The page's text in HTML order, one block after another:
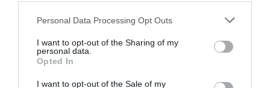
Personal Data Processing Opt Outs
I want to opt-out of the Sharing of my
personal data.
Opted In
I want to opt-out of the Sale of my
Ο αποκαλούμενος Μαέστρος, Milo Manara έφερε
μέσω των πρωταγωνιστριών των comics του. Η καριέρα
του σημαδεύτηκε από τη συνάντησή του με τον Hugo